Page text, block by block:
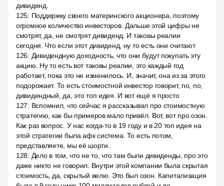
дивиденд.
125: Поддержку своего материнского акционера, поэтому
огромное количество инвесторов. Дальше этой цифры не
смотрят, да, не смотрят дивиденд. И таковы реалии
сегодня. Что если этот дивиденд, ну то есть они считают
126: Дивидендную доходность, что они будут покупать эту
акцию. Ну то есть вот таковы реалии, это каждый год
работает, пока это не изменилось. И, значит, она из за этого
подорожает. То есть стоимостной инвестор говорит, no, no,
дивидендный, да, это топ идея. И вот ещё я просто
127: Вспомнил, что сейчас я рассказывал про стоимостную
стратегию, как бы примеров мало привёл. Вот, вот про озон.
Как раз вопрос. У нас когда-то в 19 году и в 20 топ идея на
этой стратегии была афк система. То есть потом,
представляете, мы её шорти.
128: Дело в том, что не то, что там были дивиденды, про это
даже никто не говорил. Внутри этой компании была скрытая
стоимость, да, скрытый велю. Это был озон. Капитализация